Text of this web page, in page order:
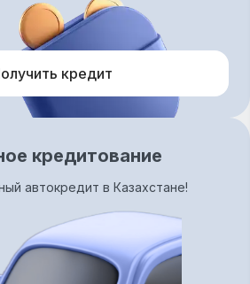
кредит
кредитование
автокредит в Казахстане!